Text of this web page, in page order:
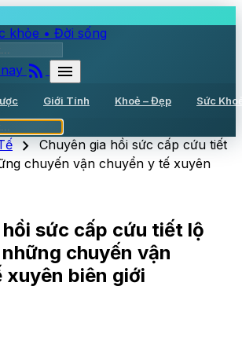
khỏe • Đời sống
rss_feed menu
Giới Tính Khoẻ – Đẹp Sức
chevron_right Chuyên gia hồi sức cấp cứu tiết
chuyến vận chuyển y tế xuyên
sức cấp cứu tiết lộ
chuyến vận
xuyên biên giới